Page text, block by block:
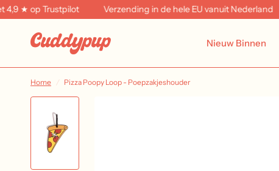
★ op Trustpilot Verzending in de hele EU vanuit Nederland
Nieuw Binnen
Home / Pizza Poopy Loop - Poepzakjeshouder